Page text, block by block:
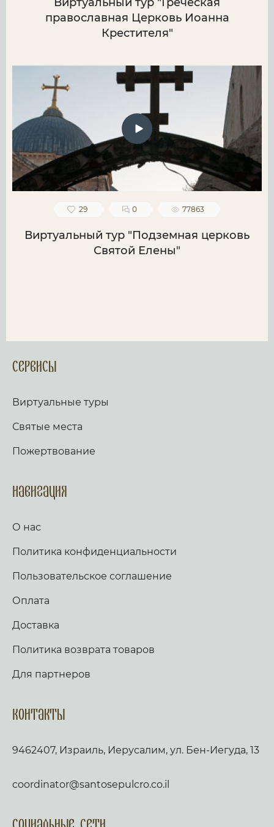
Виртуальный тур "Греческая
православная Церковь Иоанна
Крестителя"
29 0 77863
Виртуальный тур "Подземная церковь
Святой Елены"
Сервисы
Виртуальные туры
Святые места
Пожертвование
Навигация
О нас
Политика конфиденциальности
Пользовательское соглашение
Оплата
Доставка
Политика возврата товаров
Для партнеров
Контакты
9462407, Израиль, Иерусалим, ул. Бен-Иегуда, 13
coordinator@santosepulcro.co.il